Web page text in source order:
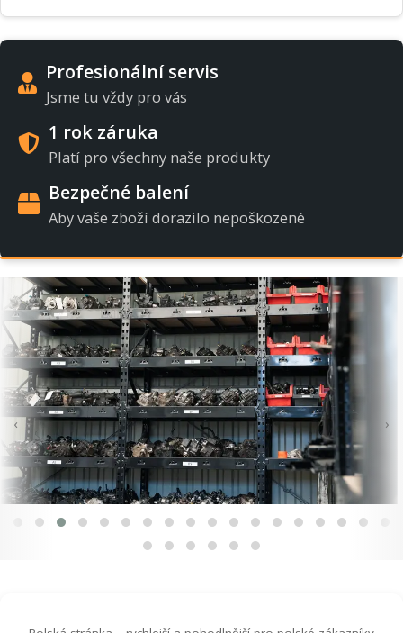
Profesionální servis
Jsme tu vždy pro vás
1 rok záruka
Platí pro všechny naše produkty
Bezpečné balení
Aby vaše zboží dorazilo nepoškozené
‹ ›